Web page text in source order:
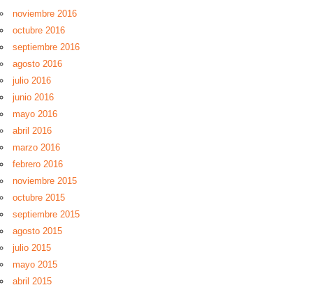
noviembre 2016
octubre 2016
septiembre 2016
agosto 2016
julio 2016
junio 2016
mayo 2016
abril 2016
marzo 2016
febrero 2016
noviembre 2015
octubre 2015
septiembre 2015
agosto 2015
julio 2015
mayo 2015
abril 2015